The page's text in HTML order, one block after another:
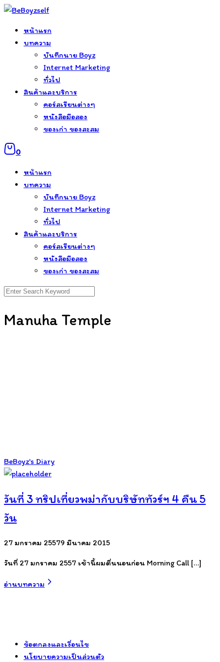
Skip
contentหน้าแรก
บทความ
บันทึกนาย Boyz
Internet Marketing
ทั่วไป
สินค้าและบริการ
คอร์สเรียนต่างๆ
หนังสือมือสอง
ของเก่า ของสะสม
0
หน้าแรก
บทความ
บันทึกนาย Boyz
Internet Marketing
ทั่วไป
สินค้าและบริการ
คอร์สเรียนต่างๆ
หนังสือมือสอง
ของเก่า ของสะสม
Search
Manuha Temple
BeBoyz's Diary
วันที่ 3 ทริปเที่ยวพม่ากับบริษัททัวร์ฯ 4 คืน 5
วัน
27 มกราคม 25579 มีนาคม 2015
วันที่ 27 มกราคม 2557 เช้านี้ผมตื่นนอนก่อน Morning Call […]
อ่านบทความ
ข้อตกลงและเงื่อนไข
นโยบายความเป็นส่วนตัว